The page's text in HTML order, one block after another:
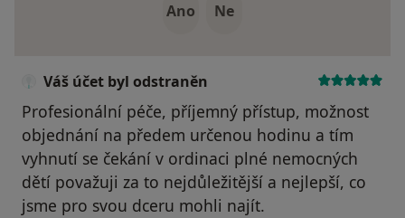
Ano Ne
Váš účet byl odstraněn
Profesionální péče, příjemný přístup, možnost
objednání na předem určenou hodinu a tím
vyhnutí se čekání v ordinaci plné nemocných
dětí považuji za to nejdůležitější a nejlepší, co
jsme pro svou dceru mohli najít.